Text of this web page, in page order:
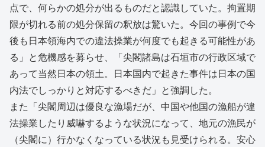
点で、何らかの処分が出るものだと認識していた。拘置期
限が切れる前の処分保留の釈放は驚いた。今回の事例で今
後も日本領海内での違法操業が何度でも起きる可能性があ
る」と危機感を募らせ、「尖閣諸島は石垣市の行政区域で
あって当然日本の領土。日本国内で起きた事件は日本の国
内法でしっかりと対応するべきだ」と強調した。
また「尖閣周辺は優良な漁場だが、中国や他国の漁船が違
法操業したり威嚇するような状況になって、地元の漁民が
（尖閣に）行かなくなっている状況も見受けられる。安心